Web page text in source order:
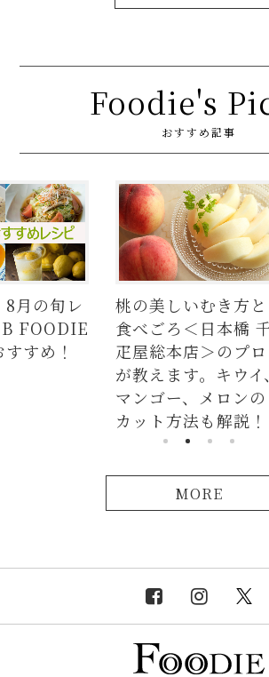
Foodie's
おすすめ記事
むき方と
日本橋 千
のプロ
【基本】とうもろこ
しのゆで方。甘さ
120%引き出すには
水から皮付き＆時間
をかけて加熱が正
解！
MORE